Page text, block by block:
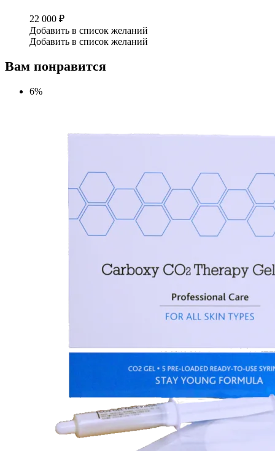
22 000 ₽
Добавить в список желаний
Добавить в список желаний
Вам понравится
6%